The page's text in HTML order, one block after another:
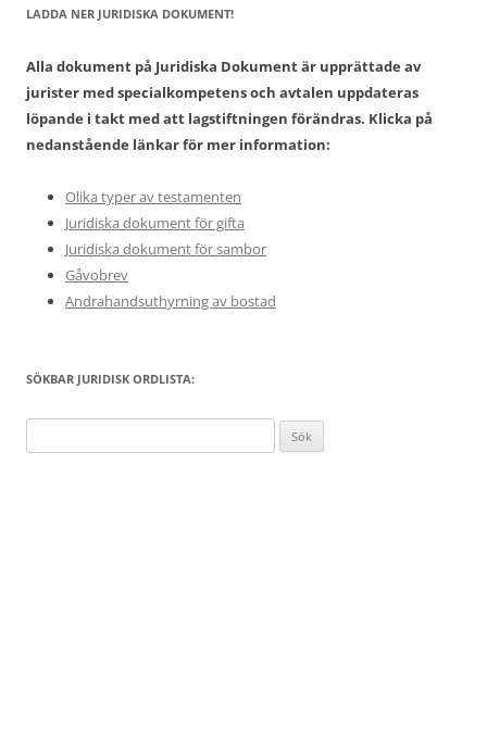
LADDA NER JURIDISKA DOKUMENT!
Alla dokument på Juridiska Dokument är upprättade av
jurister med specialkompetens och avtalen uppdateras
löpande i takt med att lagstiftningen förändras. Klicka på
nedanstående länkar för mer information:
Olika typer av testamenten
Juridiska dokument för gifta
Juridiska dokument för sambor
Gåvobrev
Andrahandsuthyrning av bostad
SÖKBAR JURIDISK ORDLISTA:
efter: